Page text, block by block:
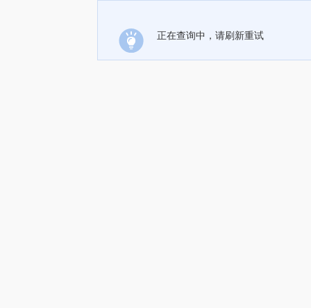
正在查询中，请刷新重试